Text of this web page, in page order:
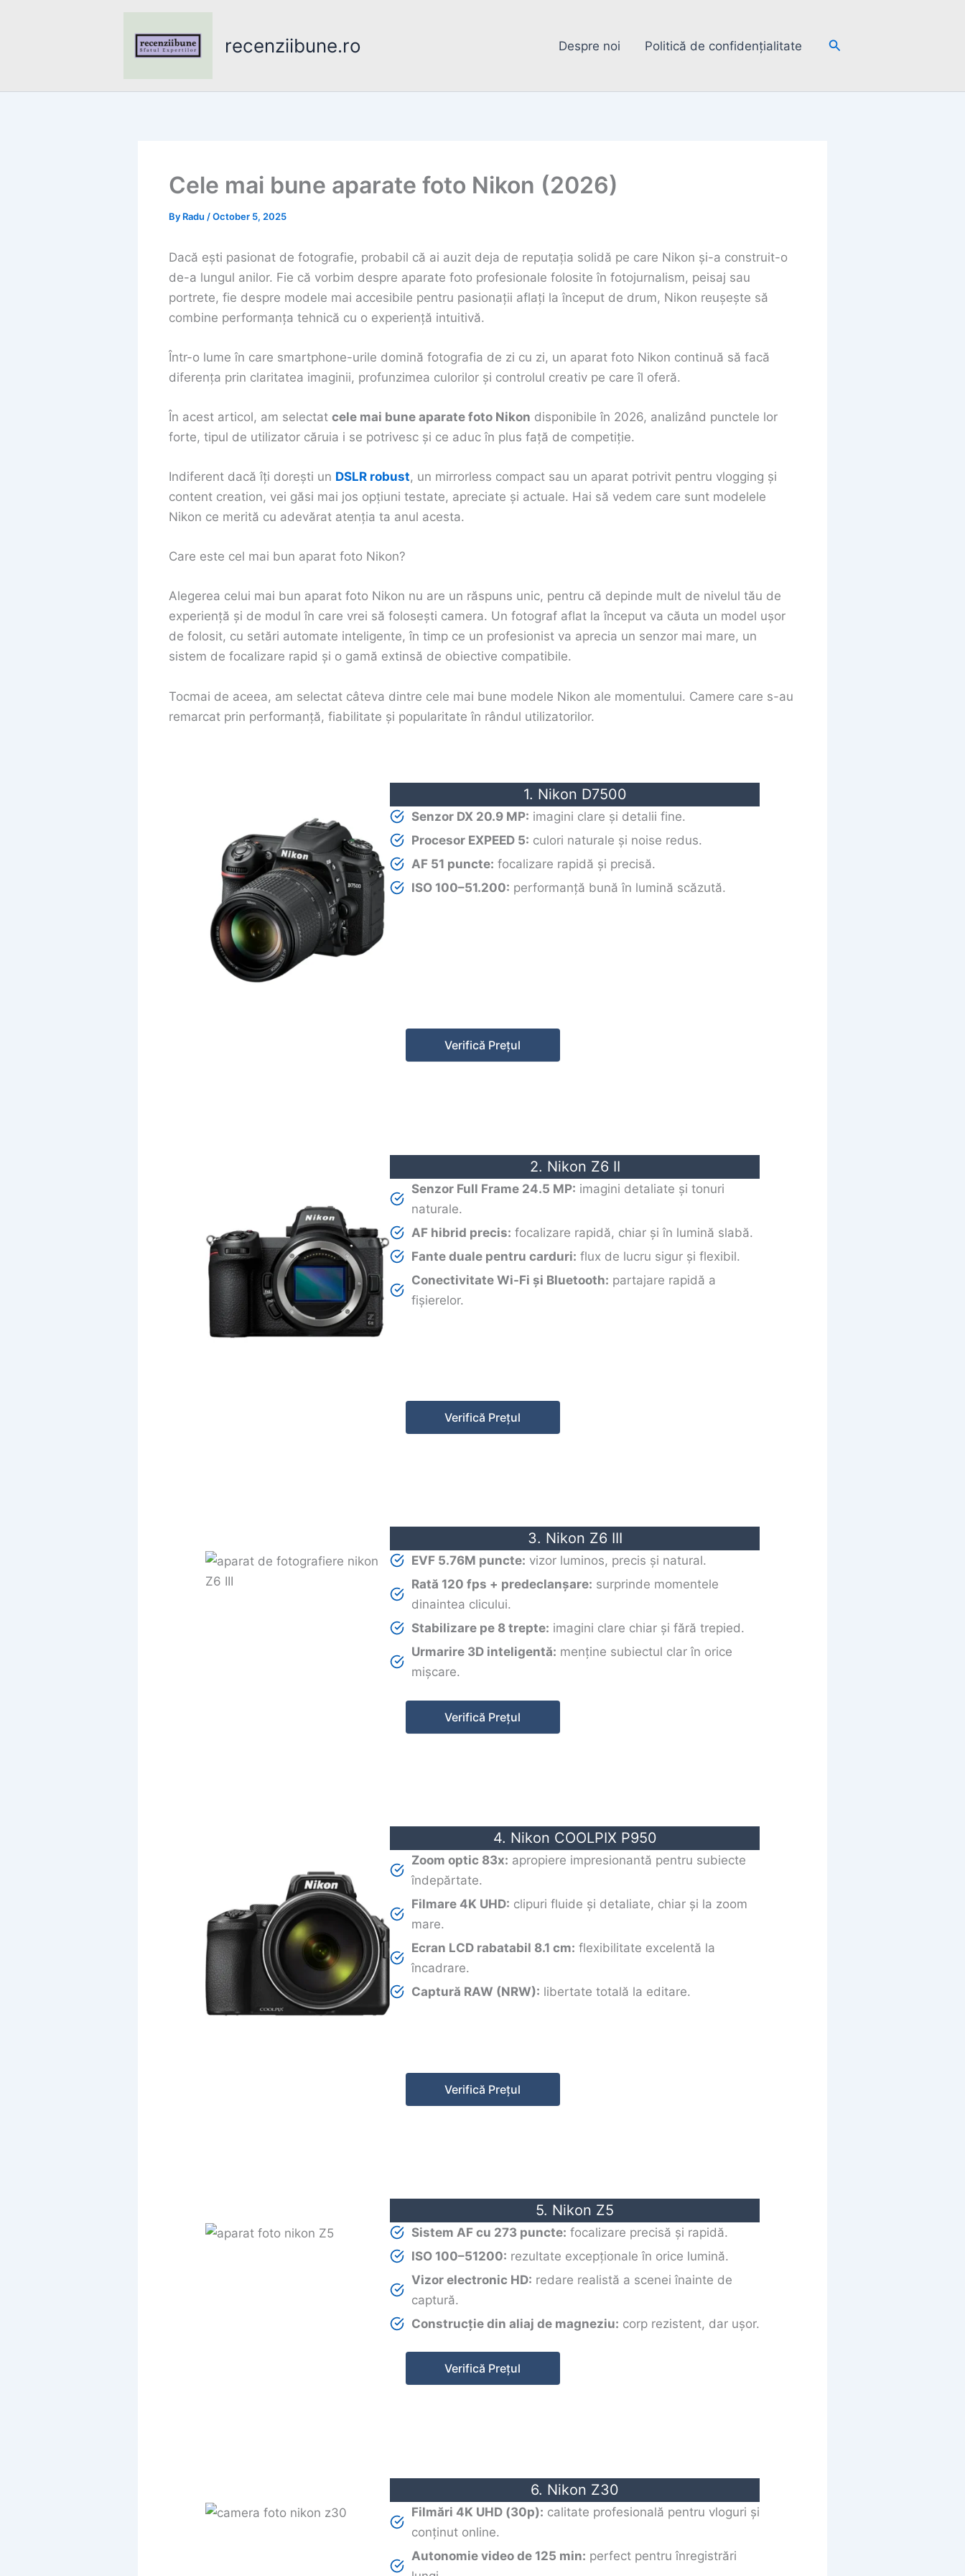
recenziibune.ro Despre noi Politică de confidențialitate Search
Cele mai bune aparate foto Nikon (2026)
By Radu /October 5, 2025
Dacă ești pasionat de fotografie, probabil că ai auzit deja de reputația solidă pe care Nikon și-a construit-o
de-a lungul anilor. Fie că vorbim despre aparate foto profesionale folosite în fotojurnalism, peisaj sau
portrete, fie despre modele mai accesibile pentru pasionații aflați la început de drum, Nikon reușește să
combine performanța tehnică cu o experiență intuitivă.
Într-o lume în care smartphone-urile domină fotografia de zi cu zi, un aparat foto Nikon continuă să facă
diferența prin claritatea imaginii, profunzimea culorilor și controlul creativ pe care îl oferă.
În acest articol, am selectat cele mai bune aparate foto Nikon disponibile în 2026, analizând punctele lor
forte, tipul de utilizator căruia i se potrivesc și ce aduc în plus față de competiție.
Indiferent dacă îți dorești un DSLR robust, un mirrorless compact sau un aparat potrivit pentru vlogging și
content creation, vei găsi mai jos opțiuni testate, apreciate și actuale. Hai să vedem care sunt modelele
Nikon ce merită cu adevărat atenția ta anul acesta.
Care este cel mai bun aparat foto Nikon?
Alegerea celui mai bun aparat foto Nikon nu are un răspuns unic, pentru că depinde mult de nivelul tău de
experiență și de modul în care vrei să folosești camera. Un fotograf aflat la început va căuta un model ușor
de folosit, cu setări automate inteligente, în timp ce un profesionist va aprecia un senzor mai mare, un
sistem de focalizare rapid și o gamă extinsă de obiective compatibile.
Tocmai de aceea, am selectat câteva dintre cele mai bune modele Nikon ale momentului. Camere care s-au
remarcat prin performanță, fiabilitate și popularitate în rândul utilizatorilor.
1. Nikon D7500
Senzor DX 20.9 MP: imagini clare și detalii fine.
Procesor EXPEED 5: culori naturale și noise redus.
AF 51 puncte: focalizare rapidă și precisă.
ISO 100–51.200: performanță bună în lumină scăzută.
Verifică Prețul
2. Nikon Z6 II
Senzor Full Frame 24.5 MP: imagini detaliate și tonuri
naturale.
AF hibrid precis: focalizare rapidă, chiar și în lumină slabă.
Fante duale pentru carduri: flux de lucru sigur și flexibil.
Conectivitate Wi-Fi și Bluetooth: partajare rapidă a
fișierelor.
Verifică Prețul
3. Nikon Z6 III
EVF 5.76M puncte: vizor luminos, precis și natural.
Rată 120 fps + predeclanșare: surprinde momentele
dinaintea clicului.
Stabilizare pe 8 trepte: imagini clare chiar și fără trepied.
Urmarire 3D inteligentă: menține subiectul clar în orice
mișcare.
Verifică Prețul
4. Nikon COOLPIX P950
Zoom optic 83x: apropiere impresionantă pentru subiecte
îndepărtate.
Filmare 4K UHD: clipuri fluide și detaliate, chiar și la zoom
mare.
Ecran LCD rabatabil 8.1 cm: flexibilitate excelentă la
încadrare.
Captură RAW (NRW): libertate totală la editare.
Verifică Prețul
5. Nikon Z5
Sistem AF cu 273 puncte: focalizare precisă și rapidă.
ISO 100–51200: rezultate excepționale în orice lumină.
Vizor electronic HD: redare realistă a scenei înainte de
captură.
Construcție din aliaj de magneziu: corp rezistent, dar ușor.
Verifică Prețul
6. Nikon Z30
Filmări 4K UHD (30p): calitate profesională pentru vloguri și
conținut online.
Autonomie video de 125 min: perfect pentru înregistrări